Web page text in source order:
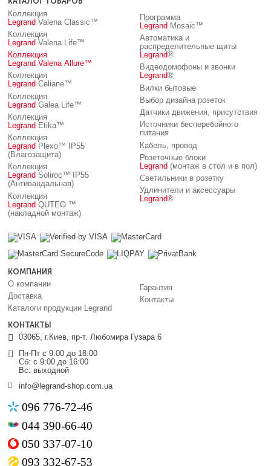
КОНТАКТЫ
03065, г.Киев, пр-т. Любомира Гузара 6
Пн-Пт с 9:00 до 18:00
Сб: с 9:00 до 16:00
Вс: выходной
info@legrand-shop.com.ua
096 776-72-46
044 390-66-40
050 337-07-10
093 332-67-53
КОМПАНИЯ
О компании
Доставка
Каталоги продукции Legrand
Гарантия
Контакты
Коллекция
Legrand Valena Classic™
Коллекция
Legrand Valena Life™
Коллекция
Legrand Valena Allure™
Коллекция
Legrand Celiane™
Коллекция
Legrand Galea Life™
Коллекция
Legrand Etika™
Коллекция
Legrand Plexo™ IP55
(Влагозащита)
Коллекция
Legrand Soliroc™ IP55
(Антивандальная)
Коллекция
Legrand QUTEO ™
(накладной монтаж)
Программа
Legrand Mosaic™
Автоматика и
распределительные щиты
Legrand®
Видеодомофоны и звонки
Legrand®
Вилки бытовые
Выбор дизайна розеток
Датчики движения, присутствия
Источники бесперебойного
питания
Кабель, провод
Розеточные блоки
Legrand (монтаж в стол и в пол)
Светильники в розетку
Удлинители и аксессуары
Legrand®